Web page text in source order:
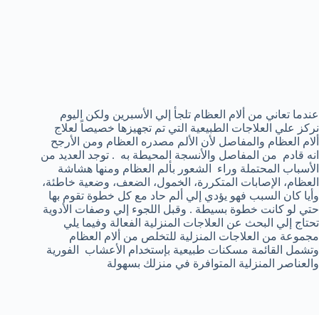
عندما تعاني من ألام العظام تلجأ إلي الأسبرين ولكن اليوم
نركز علي العلاجات الطبيعية التي تم تجهيزها خصيصاً لعلاج
ألام العظام والمفاصل لأن الألم مصدره العظام ومن الأرجح
انه قادم من المفاصل والأنسجة المحيطة به . توجد العديد من
الأسباب المحتملة وراء الشعور بألم العظام ومنها هشاشة
العظام، الإصابات المتكررة، الخمول، الضعف، وضعية خاطئة،
وأيا كان السبب فهو يؤدي إلي ألم حاد مع كل خطوة تقوم بها
حتي لو كانت خطوة بسيطة . وقبل اللجوء إلي وصفات الأدوية
تحتاج إلي البحث عن العلاجات المنزلية الفعالة وفيما يلي
مجموعة من العلاجات المنزلية للتخلص من ألام العظام
وتشمل القائمة مسكنات طبيعية بإستخدام الأعشاب الفورية
والعناصر المنزلية المتوافرة في منزلك بسهولة